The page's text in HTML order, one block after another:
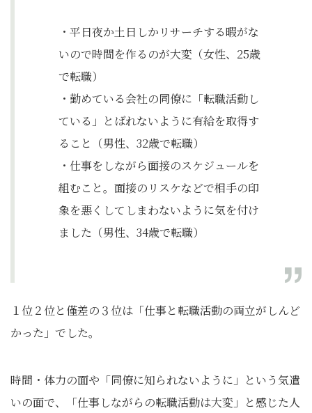
・平日夜か土日しかリサーチする暇がな
いので時間を作るのが大変（女性、25歳
で転職）
・勤めている会社の同僚に「転職活動し
ている」とばれないように有給を取得す
ること（男性、32歳で転職）
・仕事をしながら面接のスケジュールを
組むこと。面接のリスケなどで相手の印
象を悪くしてしまわないように気を付け
ました（男性、34歳で転職）
１位２位と僅差の３位は「仕事と転職活動の両立がしんど
かった」でした。
時間・体力の面や「同僚に知られないように」という気遣
いの面で、「仕事しながらの転職活動は大変」と感じた人